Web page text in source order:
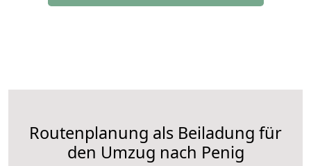
Routenplanung als Beiladung für
den Umzug nach Penig